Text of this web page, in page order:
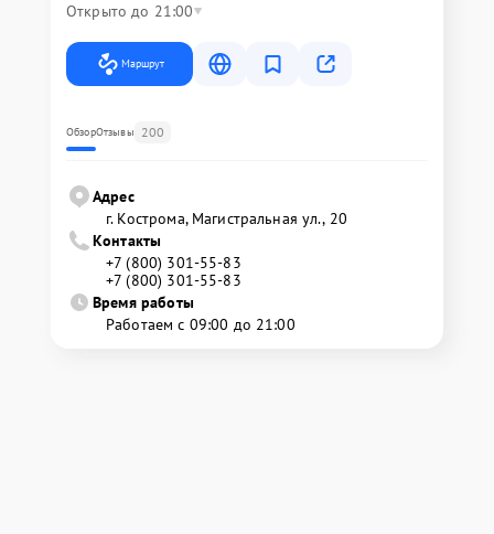
Открыто до 21:00
Маршрут
ОбзорОтзывы 200
Адрес
г. Кострома, Магистральная ул., 20
Контакты
+7 (800) 301-55-83
+7 (800) 301-55-83
Время работы
Работаем с 09:00 до 21:00